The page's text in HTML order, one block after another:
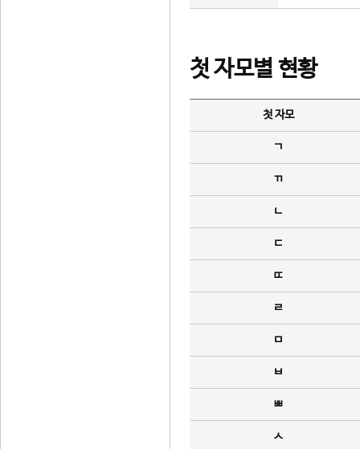
첫 자모별 현황
첫 자모
ㄱ
ㄲ
ㄴ
ㄷ
ㄸ
ㄹ
ㅁ
ㅂ
ㅃ
ㅅ